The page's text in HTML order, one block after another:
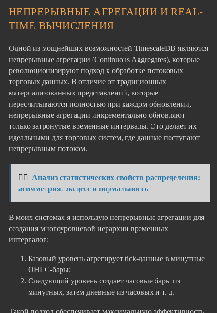
НЕПРЕРЫВНЫЕ АГРЕГАЦИИ И REAL-
TIME ВЫЧИСЛЕНИЯ
Одной из мощнейших возможностей TimescaleDB являются
непрерывные агрегации (Continuous Aggregates), которые
революционизируют подход к обработке потоковых
торговых данных. В отличие от традиционных
материализованных представлений, которые
пересчитываются полностью при каждом обновлении,
непрерывные агрегации инкрементально обновляют
только затронутые временные интервалы. Это делает их
идеальными для торговых систем, где данные поступают
непрерывным потоком.
👉🏻
Анализ статистических свойств распределения:
асимметрия, эксцесс и нормальность
В моих системах я использую непрерывные агрегации для
создания многоуровневой иерархии временных
интервалов:
Базовый уровень агрегирует tick-данные в минутные
OHLC-бары;
Следующий уровень создает часовые бары из
минутных, затем дневные из часовых и т. д.
Такой подход обеспечивает максимальную эффективность